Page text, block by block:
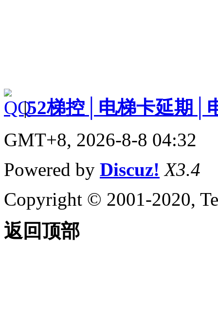
|52梯控│电梯卡延期│
GMT+8, 2026-8-8 04:32
Powered by Discuz! X3.4
Copyright © 2001-2020,
返回顶部